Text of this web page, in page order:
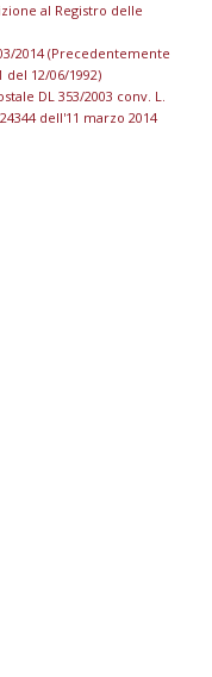
al Registro delle
2014 (Precedentemente
12/06/1992)
DL 353/2003 conv. L.
dell'11 marzo 2014